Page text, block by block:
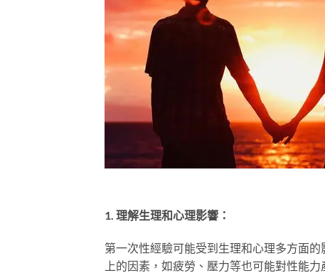
1. 理解生理和心理影響：
第一次性經驗可能受到生理和心理多方面
上的因素，如疲勞、壓力等也可能對性能